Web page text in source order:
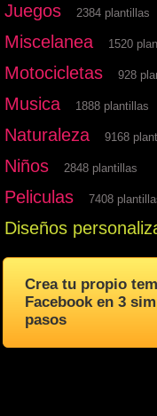
Juegos 2384 plantillas
Miscelanea 1520
Motocicletas 928
Musica 1888 plantillas
Naturaleza 9168
Niños 2848 plantillas
Peliculas 7408
Diseños
Crea tu propio
Facebook en 3
pasos